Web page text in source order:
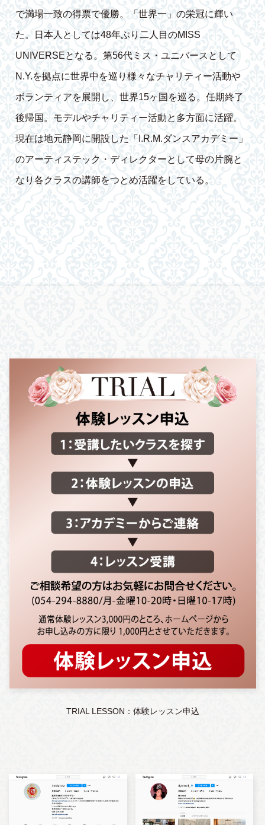
で満場一致の得票で優勝。「世界一」の栄冠に輝い
た。日本人としては48年ぶり二人目のMISS
UNIVERSEとなる。第56代ミス・ユニバースとして
N.Y.を拠点に世界中を巡り様々なチャリティー活動や
ボランティアを展開し、世界15ヶ国を巡る。任期終了
後帰国。モデルやチャリティー活動と多方面に活躍。
現在は地元静岡に開設した「I.R.M.ダンスアカデミー」
のアーティステック・ディレクターとして母の片腕と
なり各クラスの講師をつとめ活躍をしている。
TRIAL LESSON：体験レッスン申込